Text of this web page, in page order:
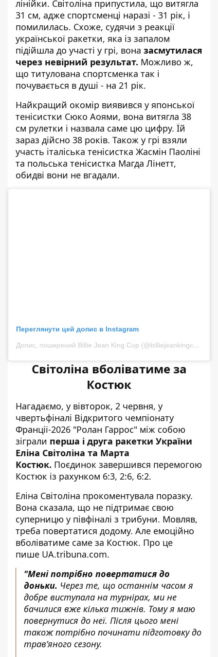
лінійки. Світоліна припустила, що витягла
31 см, адже спортсменці наразі - 31 рік, і
помилилась. Схоже, судячи з реакції
української ракетки, яка із запалом
підійшла до участі у грі, вона засмутилася
через невірний результат. Можливо ж,
що титулована спортсменка так і
почувається в душі - на 21 рік.
Найкращий окомір виявився у японської
тенісистки Сюко Аоями, вона витягла 38
см рулетки і назвала саме цю цифру. Їй
зараз дійсно 38 років. Також у грі взяли
участь італіська тенісистка Жасмін Паоліні
та польська тенісистка Магда Лінетт,
обидві вони не вгадали.
Переглянути цей допис в Instagram
Допис, поширений Billie Jean King Cup (@billiejeankingcup)
Світоліна вболіватиме за
Костюк
Нагадаємо, у вівторок, 2 червня, у
чвертьфіналі Відкритого чемпіонату
Франції-2026 "Ролан Гаррос" між собою
зіграли перша і друга ракетки України
Еліна Світоліна та Марта
Костюк. Поєдинок завершився перемогою
Костюк із рахунком 6:3, 2:6, 6:2.
Еліна Світоліна прокоментувала поразку.
Вона сказала, що не підтримає свою
суперницю у півфіналі з трибуни. Мовляв,
треба повертатися додому. Але емоційно
вболіватиме саме за Костюк. Про це
пише UA.tribuna.com.
"Мені потрібно повертатися до
доньки. Через те, що останнім часом я
добре виступала на турнірах, ми не
бачилися вже кілька тижнів. Тому я маю
повернутися до неї. Після цього мені
також потрібно починати підготовку до
трав’яного сезону.